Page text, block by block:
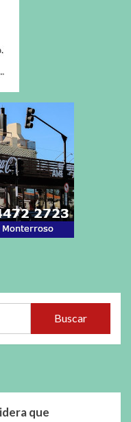
Buscar
que